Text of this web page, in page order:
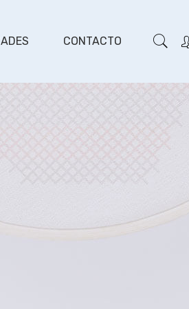
CONTACTO